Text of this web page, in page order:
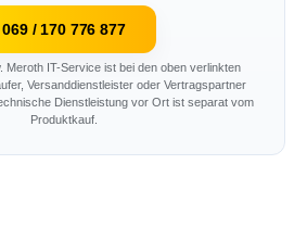
069 / 170 776 877
Meroth IT-Service ist bei den oben verlinkten
Versanddienstleister oder Vertragspartner
Dienstleistung vor Ort ist separat vom
Produktkauf.